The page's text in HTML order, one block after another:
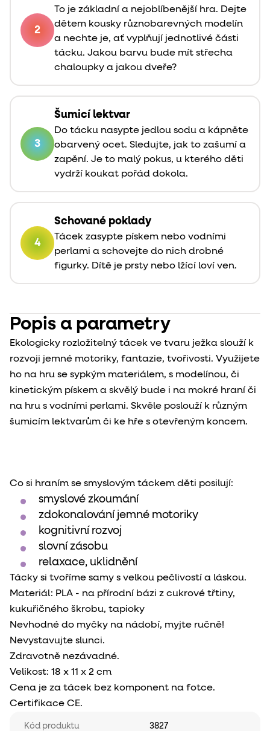
2
To je základní a nejoblíbenější hra. Dejte
dětem kousky různobarevných modelín
a nechte je, ať vyplňují jednotlivé části
tácku. Jakou barvu bude mít střecha
chaloupky a jakou dveře?
3
Šumicí lektvar
Do tácku nasypte jedlou sodu a kápněte
obarvený ocet. Sledujte, jak to zašumí a
zapění. Je to malý pokus, u kterého děti
vydrží koukat pořád dokola.
4
Schované poklady
Tácek zasypte pískem nebo vodními
perlami a schovejte do nich drobné
figurky. Dítě je prsty nebo lžící loví ven.
Popis a parametry
Ekologicky rozložitelný tácek ve tvaru ježka slouží k
rozvoji jemné motoriky, fantazie, tvořivosti. Využijete
ho na hru se sypkým materiálem, s modelínou, či
kinetickým pískem a skvělý bude i na mokré hraní či
na hru s vodními perlami. Skvěle poslouží k různým
šumicím lektvarům či ke hře s otevřeným koncem.
Co si hraním se smyslovým táckem děti posilují:
smyslové zkoumání
zdokonalování jemné motoriky
kognitivní rozvoj
slovní zásobu
relaxace, uklidnění
Tácky si tvoříme samy s velkou pečlivostí a láskou.
Materiál: PLA - na přírodní bázi z cukrové třtiny,
kukuřičného škrobu, tapioky
Nevhodné do myčky na nádobí, myjte ručně!
Nevystavujte slunci.
Zdravotně nezávadné.
Velikost: 18 x 11 x 2 cm
Cena je za tácek bez komponent na fotce.
Certifikace CE.
Kód produktu 3827